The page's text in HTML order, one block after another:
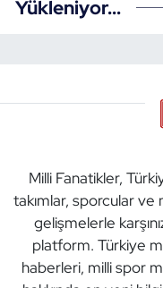
Yükleniyor...
Milli Fanatikler,
takımlar, sporcular
gelişmelerle
platform. Türkiye
haberleri, milli spor